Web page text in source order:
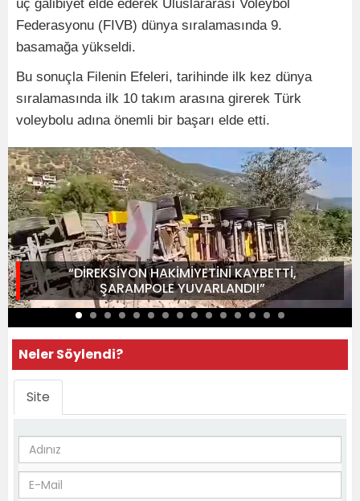
üç galibiyet elde ederek Uluslararası Voleybol
Federasyonu (FIVB) dünya sıralamasında 9.
basamağa yükseldi.
Bu sonuçla Filenin Efeleri, tarihinde ilk kez dünya
sıralamasında ilk 10 takım arasına girerek Türk
voleybolu adına önemli bir başarı elde etti.
“DİREKSİYON HAKİMİYETİNİ KAYBETTİ,
ŞARAMPOLE YUVARLANDI!”
Neler Söylendi?
Site